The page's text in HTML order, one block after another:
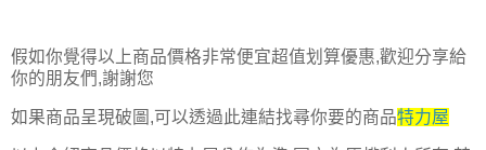
假如你覺得以上商品價格非常便宜超值划算優惠,歡迎分享給
你的朋友們,謝謝您
如果商品呈現破圖,可以透過此連結找尋你要的商品特力屋